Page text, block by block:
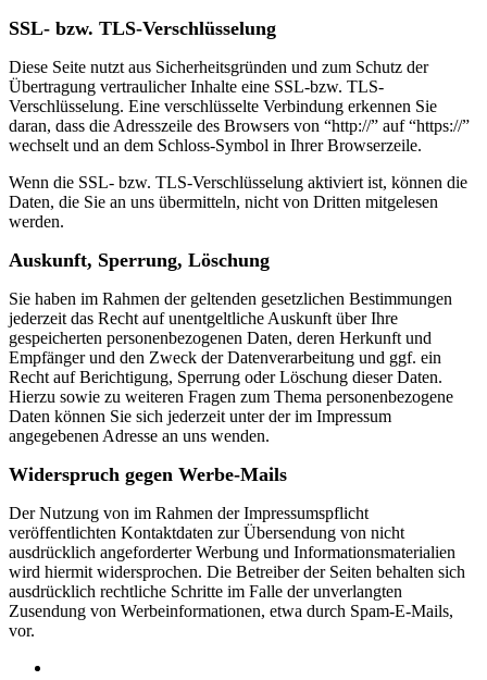
SSL- bzw. TLS-Verschlüsselung
Diese Seite nutzt aus Sicherheitsgründen und zum Schutz der
Übertragung vertraulicher Inhalte eine SSL-bzw. TLS-
Verschlüsselung. Eine verschlüsselte Verbindung erkennen Sie
daran, dass die Adresszeile des Browsers von “http://” auf “https://”
wechselt und an dem Schloss-Symbol in Ihrer Browserzeile.
Wenn die SSL- bzw. TLS-Verschlüsselung aktiviert ist, können die
Daten, die Sie an uns übermitteln, nicht von Dritten mitgelesen
werden.
Auskunft, Sperrung, Löschung
Sie haben im Rahmen der geltenden gesetzlichen Bestimmungen
jederzeit das Recht auf unentgeltliche Auskunft über Ihre
gespeicherten personenbezogenen Daten, deren Herkunft und
Empfänger und den Zweck der Datenverarbeitung und ggf. ein
Recht auf Berichtigung, Sperrung oder Löschung dieser Daten.
Hierzu sowie zu weiteren Fragen zum Thema personenbezogene
Daten können Sie sich jederzeit unter der im Impressum
angegebenen Adresse an uns wenden.
Widerspruch gegen Werbe-Mails
Der Nutzung von im Rahmen der Impressumspflicht
veröffentlichten Kontaktdaten zur Übersendung von nicht
ausdrücklich angeforderter Werbung und Informationsmaterialien
wird hiermit widersprochen. Die Betreiber der Seiten behalten sich
ausdrücklich rechtliche Schritte im Falle der unverlangten
Zusendung von Werbeinformationen, etwa durch Spam-E-Mails,
vor.